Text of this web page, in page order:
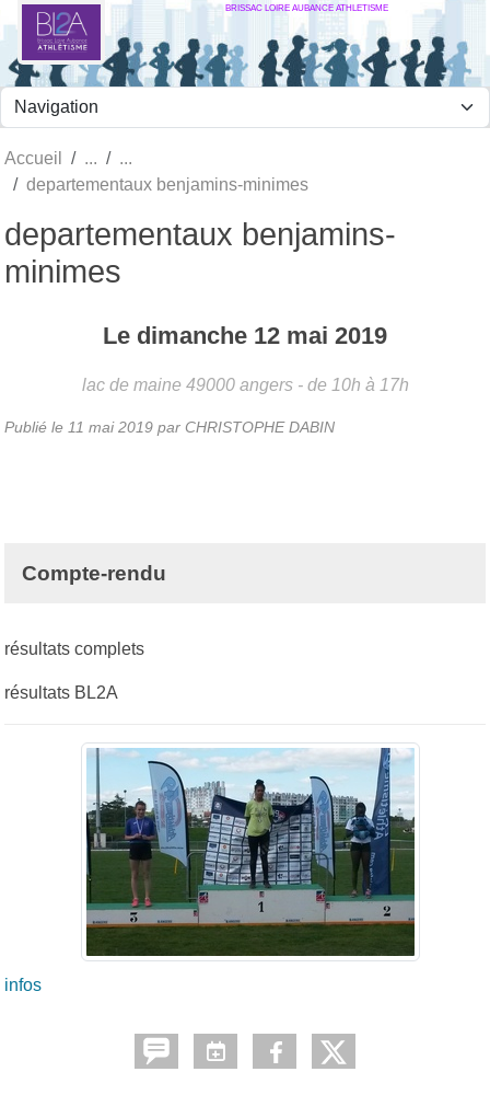
BRISSAC LOIRE AUBANCE ATHLETISME
Accueil
departementaux benjamins-minimes
departementaux benjamins-
minimes
Le dimanche 12 mai 2019
lac de maine 49000 angers - de 10h à 17h
Publié le 11 mai 2019 par CHRISTOPHE DABIN
Compte-rendu
résultats complets
résultats BL2A
infos
Panneau de gestion des cookies